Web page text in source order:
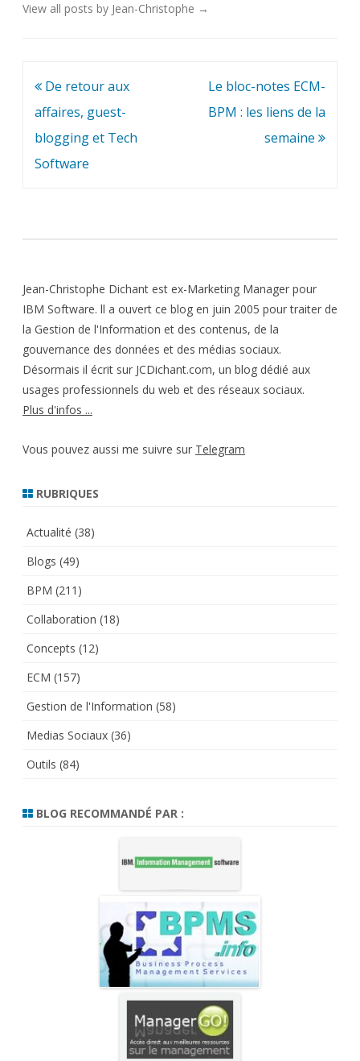
View all posts by Jean-Christophe →
Navigation
de
l’article
De retour aux
affaires, guest-
blogging et Tech
Software
Le bloc-notes ECM-
BPM : les liens de la
semaine
Jean-Christophe Dichant est ex-Marketing Manager pour
IBM Software. ll a ouvert ce blog en juin 2005 pour traiter de
la Gestion de l'Information et des contenus, de la
gouvernance des données et des médias sociaux.
Désormais il écrit sur JCDichant.com, un blog dédié aux
usages professionnels du web et des réseaux sociaux.
Plus d'infos ...
Vous pouvez aussi me suivre sur Telegram
RUBRIQUES
Actualité (38)
Blogs (49)
BPM (211)
Collaboration (18)
Concepts (12)
ECM (157)
Gestion de l'Information (58)
Medias Sociaux (36)
Outils (84)
BLOG RECOMMANDÉ PAR :